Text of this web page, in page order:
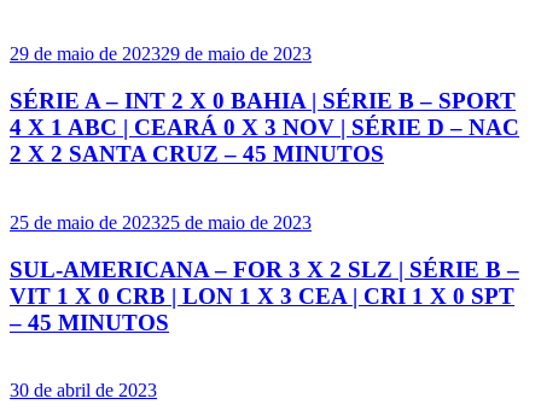
29 de maio de 202329 de maio de 2023
SÉRIE A – INT 2 X 0 BAHIA | SÉRIE B – SPORT
4 X 1 ABC | CEARÁ 0 X 3 NOV | SÉRIE D – NAC
2 X 2 SANTA CRUZ – 45 MINUTOS
25 de maio de 202325 de maio de 2023
SUL-AMERICANA – FOR 3 X 2 SLZ | SÉRIE B –
VIT 1 X 0 CRB | LON 1 X 3 CEA | CRI 1 X 0 SPT
– 45 MINUTOS
30 de abril de 2023